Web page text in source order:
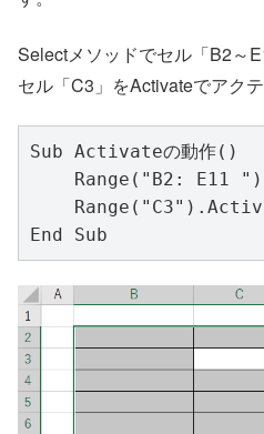
Selectメソッドでセル「B2～
セル「C3」をActivateでアク
Sub Activateの動作()
End Sub